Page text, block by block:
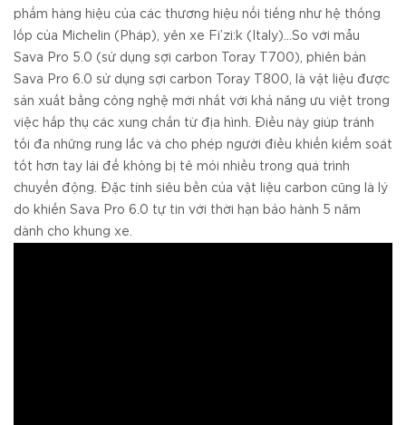
phẩm hàng hiệu của các thương hiệu nổi tiếng như hệ thống
lốp của Michelin (Pháp), yên xe Fi’zi:k (Italy)…So với mẫu
Sava Pro 5.0 (sử dụng sợi carbon Toray T700), phiên bản
Sava Pro 6.0 sử dụng sợi carbon Toray T800, là vật liệu được
sản xuất bằng công nghệ mới nhất với khả năng ưu việt trong
việc hấp thụ các xung chấn từ địa hình. Điều này giúp tránh
tối đa những rung lắc và cho phép người điều khiển kiểm soát
tốt hơn tay lái để không bị tê mỏi nhiều trong quá trình
chuyển động. Đặc tính siêu bền của vật liệu carbon cũng là lý
do khiến Sava Pro 6.0 tự tin với thời hạn bảo hành 5 năm
dành cho khung xe.